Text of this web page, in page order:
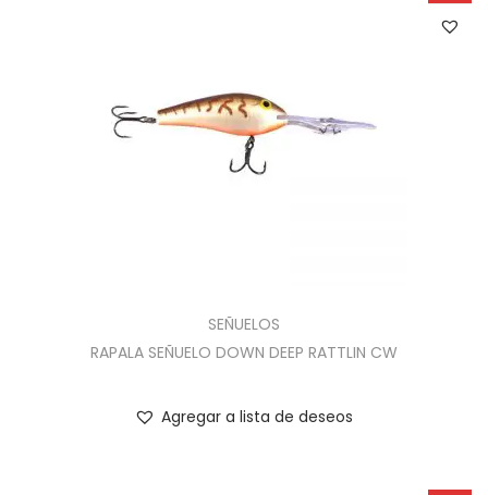
SEÑUELOS
RAPALA SEÑUELO DOWN DEEP RATTLIN CW
Agregar a lista de deseos